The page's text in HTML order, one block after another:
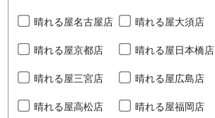
晴れる屋名古屋店 晴れる屋大須店
晴れる屋京都店 晴れる屋日本橋店
晴れる屋三宮店 晴れる屋広島店
晴れる屋高松店 晴れる屋福岡店